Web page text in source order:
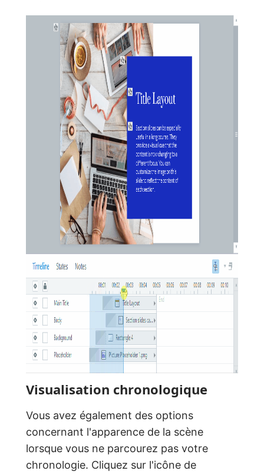
Visualisation chronologique
Vous avez également des options
concernant l'apparence de la scène
lorsque vous ne parcourez pas votre
chronologie. Cliquez sur l'icône de